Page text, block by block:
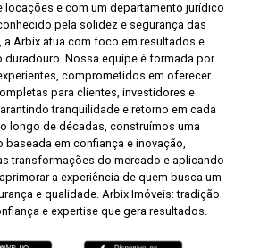
locações e com um departamento jurídico
pela solidez e segurança das
a Arbix atua com foco em resultados e
duradouro. Nossa equipe é formada por
comprometidos em oferecer
para clientes, investidores e
tranquilidade e retorno em cada
longo de décadas, construímos uma
baseada em confiança e inovação,
transformações do mercado e aplicando
a experiência de quem busca um
e qualidade. Arbix Imóveis: tradição
e expertise que gera resultados.